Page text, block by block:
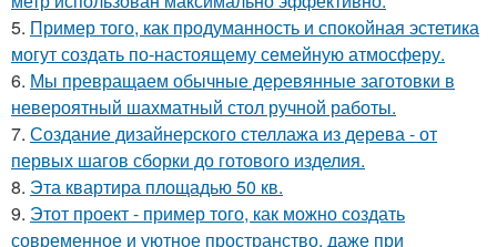
5. Пример того, как продуманность и спокойная эстетика
могут создать по-настоящему семейную атмосферу.
6. Мы превращаем обычные деревянные заготовки в
невероятный шахматный стол ручной работы.
7. Создание дизайнерского стеллажа из дерева - от
первых шагов сборки до готового изделия.
8. Эта квартира площадью 50 кв.
9. Этот проект - пример того, как можно создать
современное и уютное пространство, даже при